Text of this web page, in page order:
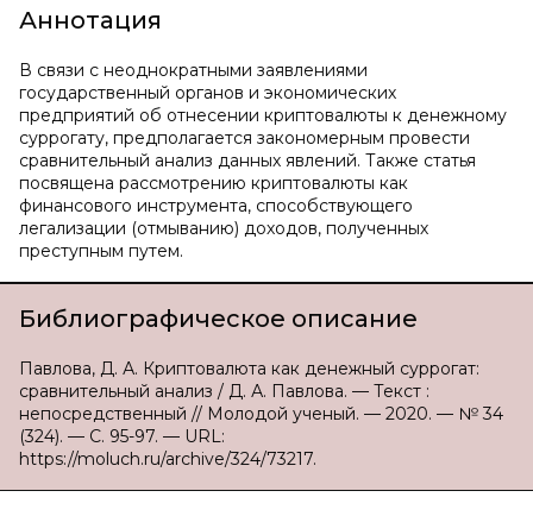
Аннотация
В связи с неоднократными заявлениями
государственный органов и экономических
предприятий об отнесении криптовалюты к денежному
суррогату, предполагается закономерным провести
сравнительный анализ данных явлений. Также статья
посвящена рассмотрению криптовалюты как
финансового инструмента, способствующего
легализации (отмыванию) доходов, полученных
преступным путем.
Библиографическое описание
Павлова, Д. А. Криптовалюта как денежный суррогат:
сравнительный анализ / Д. А. Павлова. — Текст :
непосредственный // Молодой ученый. — 2020. — № 34
(324). — С. 95-97. — URL:
https://moluch.ru/archive/324/73217.